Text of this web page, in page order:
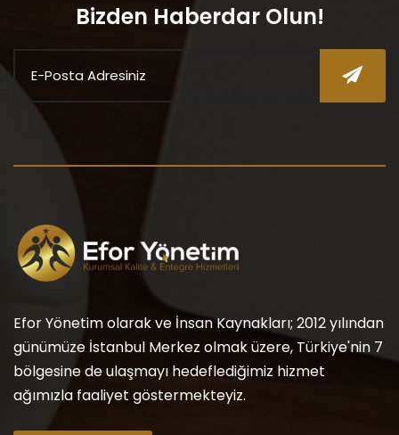
Bizden Haberdar Olun!
Efor Yönetim olarak ve İnsan Kaynakları; 2012 yılından
günümüze İstanbul Merkez olmak üzere, Türkiye'nin 7
bölgesine de ulaşmayı hedeflediğimiz hizmet
ağımızla faaliyet göstermekteyiz.